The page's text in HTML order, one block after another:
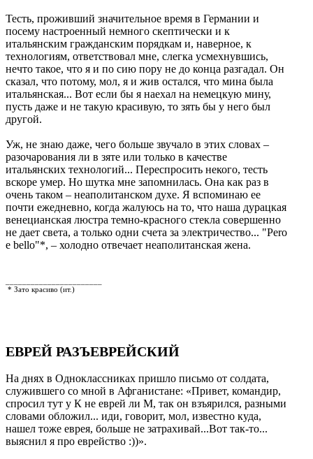
Тесть, проживший значительное время в Германии и
посему настроенный немного скептически и к
итальянским гражданским порядкам и, наверное, к
технологиям, ответствовал мне, слегка усмехнувшись,
нечто такое, что я и по сию пору не до конца разгадал. Он
сказал, что потому, мол, я и жив остался, что мина была
итальянская... Вот если бы я наехал на немецкую мину,
пусть даже и не такую красивую, то зять бы у него был
другой.
Уж, не знаю даже, чего больше звучало в этих словах –
разочарования ли в зяте или только в качестве
итальянских технологий... Переспросить некого, тесть
вскоре умер. Но шутка мне запомнилась. Она как раз в
очень таком – неаполитанском духе. Я вспоминаю ее
почти ежедневно, когда жалуюсь на то, что наша дурацкая
венецианская люстра темно-красного стекла совершенно
не дает света, а только одни счета за электричество... "Pero
e bello"*, – холодно отвечает неаполитанская жена.
* Зато красиво (ит.)
ЕВРЕЙ РАЗЪЕВРЕЙСКИЙ
На днях в Одноклассниках пришло письмо от солдата,
служившего со мной в Афганистане: «Привет, командир,
спросил тут у К не еврей ли М, так он взъярился, разными
словами обложил... иди, говорит, мол, известно куда,
нашел тоже еврея, больше не затрахивай...Вот так-то...
выяснил я про еврейство :))».